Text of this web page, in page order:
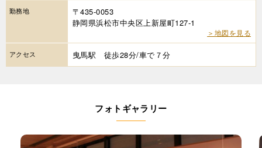
勤務地
〒435-0053
静岡県浜松市中央区上新屋町127-1
＞地図を見る
アクセス 曳馬駅 徒歩28分/車で７分
フォトギャラリー